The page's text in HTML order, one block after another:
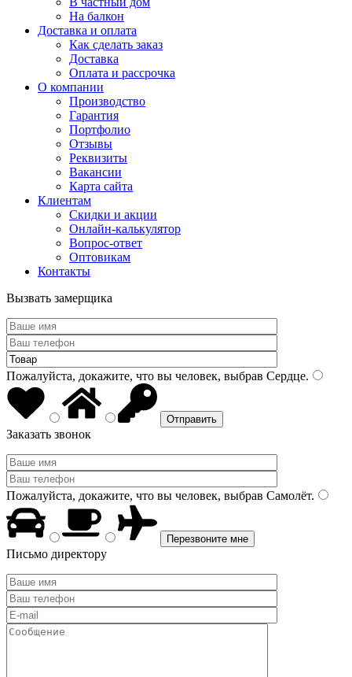
На балкон
Доставка и оплата
Как сделать заказ
Доставка
Оплата и рассрочка
О компании
Производство
Гарантия
Портфолио
Отзывы
Реквизиты
Вакансии
Карта сайта
Клиентам
Скидки и акции
Онлайн-калькулятор
Вопрос-ответ
Оптовикам
Контакты
Вызвать замерщика
Пожалуйста, докажите, что вы человек, выбрав Сердце.
Заказать звонок
Пожалуйста, докажите, что вы человек, выбрав Самолёт.
Письмо директору